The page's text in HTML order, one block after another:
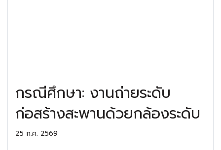
กรณีศึกษา: งานถ่ายระดับ
ก่อสร้างสะพานด้วยกล้องระดับ
25 ก.ค. 2569